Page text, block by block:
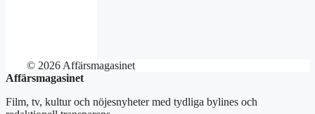
© 2026 Affärsmagasinet
Affärsmagasinet
Film, tv, kultur och nöjesnyheter med tydliga bylines och